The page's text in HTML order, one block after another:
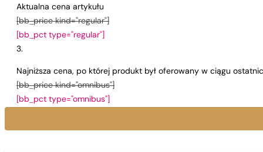
Aktualna cena artykułu
[bb_price kind="regular"]
[bb_pct type="regular"]
Najniższa cena, po której produkt był oferowany w ciągu
[bb_price kind="omnibus"]
[bb_pct type="omnibus"]